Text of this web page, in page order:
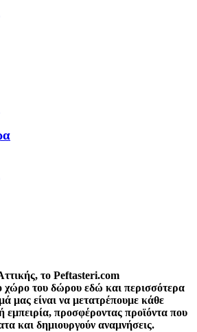
το Peftasteri.com
χώρο του δώρου εδώ και περισσότερα
μας είναι να μετατρέπουμε κάθε
εμπειρία, προσφέροντας προϊόντα που
και δημιουργούν αναμνήσεις.